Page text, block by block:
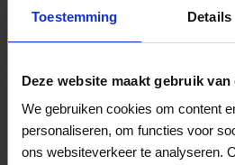
Toestemming Details
Deze website maakt gebruik van
We gebruiken cookies om content
personaliseren, om functies voor
ons websiteverkeer te analyseren.